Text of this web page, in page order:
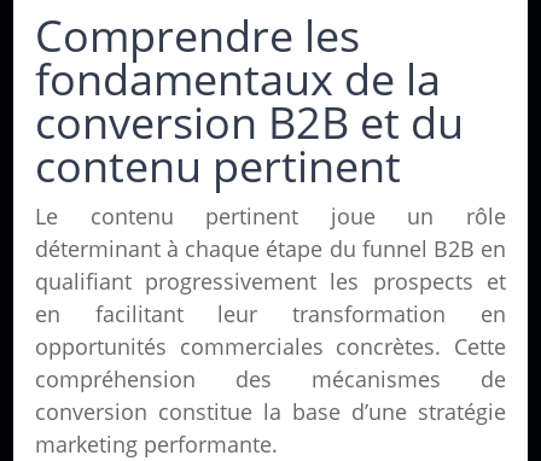
Comprendre les
fondamentaux de la
conversion B2B et du
contenu pertinent
Le contenu pertinent joue un rôle
déterminant à chaque étape du funnel B2B en
qualifiant progressivement les prospects et
en facilitant leur transformation en
opportunités commerciales concrètes. Cette
compréhension des mécanismes de
conversion constitue la base d’une stratégie
marketing performante.